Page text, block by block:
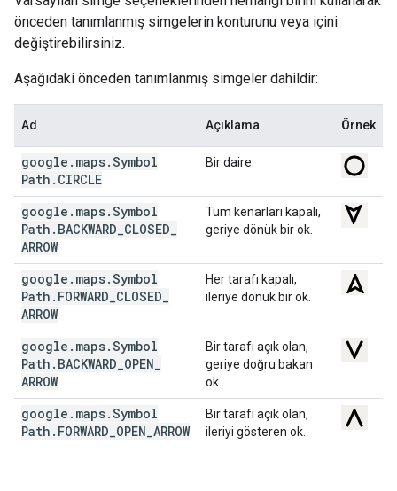
önceden tanımlanmış simgelerin konturunu veya içini
değiştirebilirsiniz.
Aşağıdaki önceden tanımlanmış simgeler dahildir:
Ad Açıklama Örnek
google . maps.Symbol
Path . CIRCLE
Bir daire.
google . maps.Symbol
Path . BACKWARD CLOSED
ARROW
Tüm kenarları kapalı,
geriye dönük bir ok.
google . maps.Symbol
Path . FORWARD CLOSED
ARROW
Her tarafı kapalı,
ileriye dönük bir ok.
google . maps.Symbol
Path . BACKWARD OPEN
ARROW
Bir tarafı açık olan,
geriye doğru bakan
ok.
google . maps.Symbol
Path . FORWARD OPEN ARROW
Bir tarafı açık olan,
ileriyi gösteren ok.